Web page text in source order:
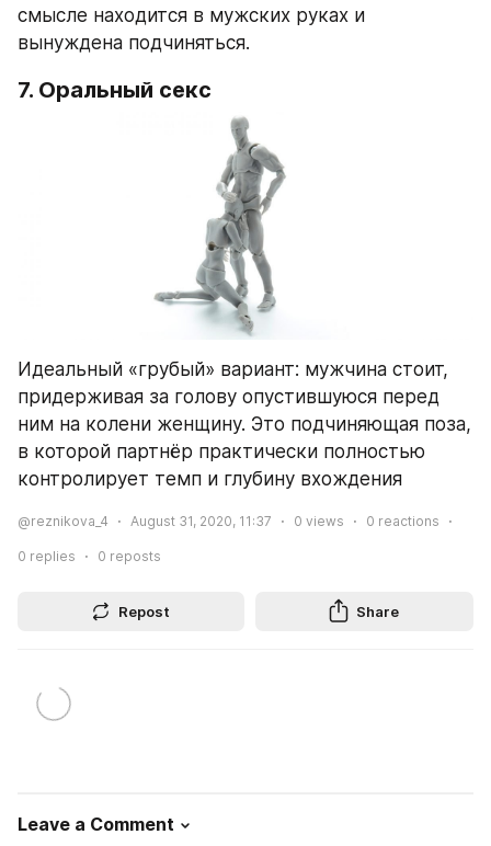
смысле находится в мужских руках и
вынуждена подчиняться.
7. Оральный секс
Идеальный «грубый» вариант: мужчина стоит,
придерживая за голову опустившуюся перед
ним на колени женщину. Это подчиняющая поза,
в которой партнёр практически полностью
контролирует темп и глубину вхождения
@reznikova_4 August 31, 2020, 11:37 0 views 0 reactions
0 replies 0 reposts
Repost Share
Leave a Comment